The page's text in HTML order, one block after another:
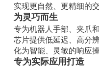
实现更自然、更精细的交
为灵巧而生
专为机器人手部、夹爪
芯片提供低延迟、高分
化为智能、灵敏的响应操
专为实际应用打造